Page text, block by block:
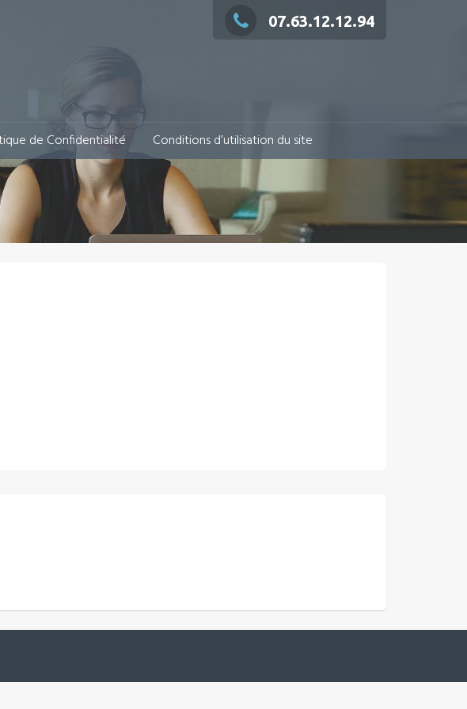
07.63.12.12.94
de Confidentialité Conditions d’utilisation du site